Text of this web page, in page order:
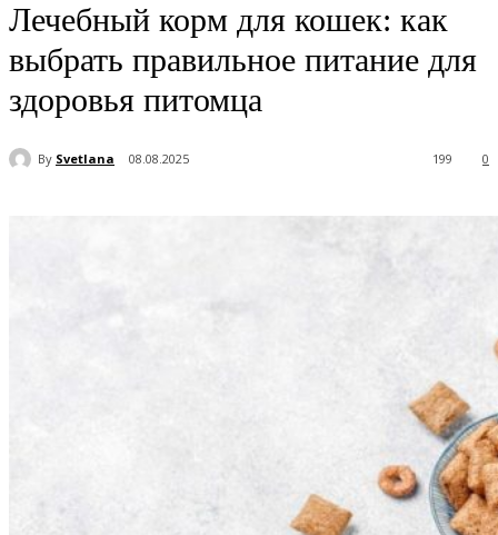
Лечебный корм для кошек: как
выбрать правильное питание для
здоровья питомца
By Svetlana 08.08.2025 0
199